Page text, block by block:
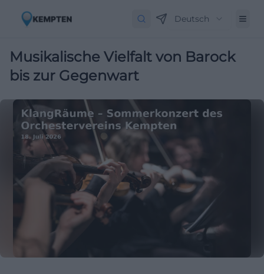
Deutsch
Musikalische Vielfalt von Barock
bis zur Gegenwart